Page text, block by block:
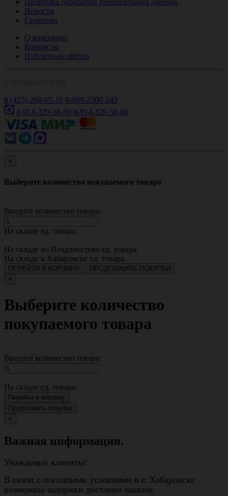
Политика обработки персональных данных
Новости
Гарантии
О компании
Контакты
Публичная оферта
8 (423) 260-05-10 8-800-2500-243
8-914-329-38-80 8-914-329-38-80
×
Выберите количество покупаемого товара
Введите количество товара:
На складе ед. товара.
На складе во Владивостоке ед. товара.
На складе в Хабаровске ед. товара.
ПЕРЕЙТИ В КОРЗИНУ
ПРОДОЛЖИТЬ ПОКУПКИ
×
Выберите количество
покупаемого товара
Введите количество товара:
На складе ед. товара.
Перейти в корзину
Продолжить покупки
×
Важная информация.
Уважаемые клиенты!
В связи с погодными условиями в г. Хабаровске
возможны задержки доставки заказов.